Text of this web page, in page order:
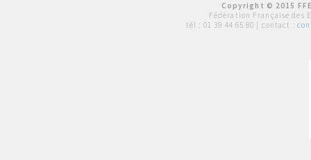
Copyright © 2015
Fédération Française des
tél : 01 39 44 65 80 | contact :